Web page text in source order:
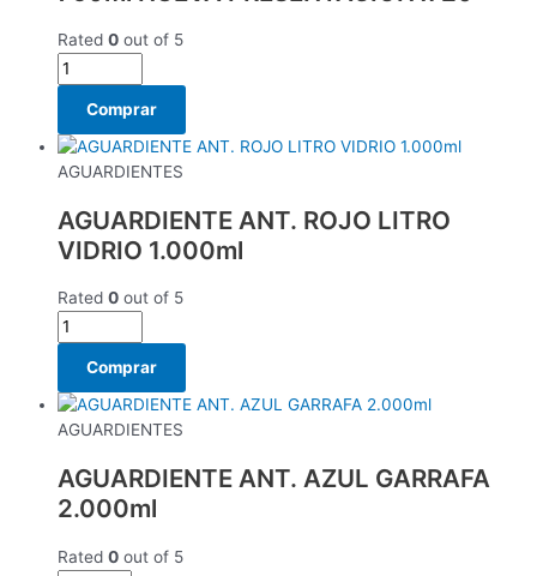
Rated 0 out of 5
Comprar
AGUARDIENTES
AGUARDIENTE ANT. ROJO LITRO
VIDRIO 1.000ml
Rated 0 out of 5
Comprar
AGUARDIENTES
AGUARDIENTE ANT. AZUL GARRAFA
2.000ml
Rated 0 out of 5